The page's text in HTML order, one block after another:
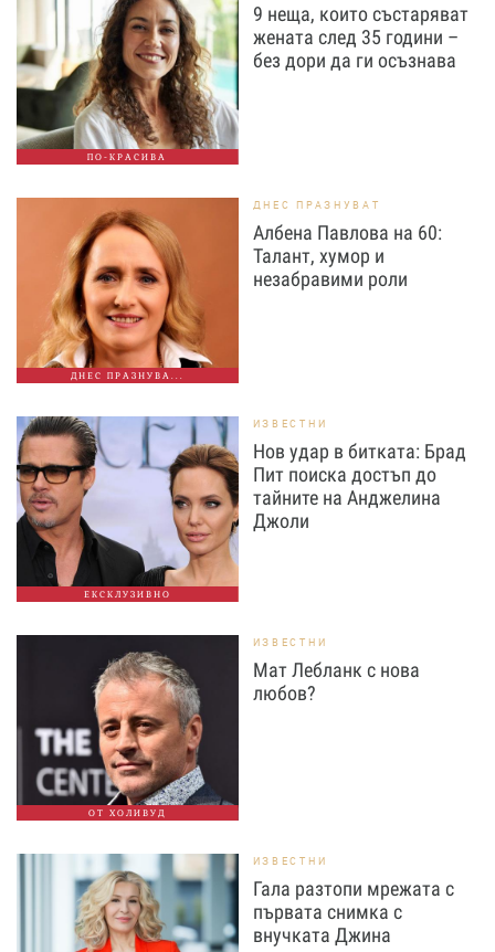
ПО-КРАСИВА
9 неща, които състаряват
жената след 35 години –
без дори да ги осъзнава
ДНЕС ПРАЗНУВА...
ДНЕС ПРАЗНУВАТ
Албена Павлова на 60:
Талант, хумор и
незабравими роли
ЕКСКЛУЗИВНО
ИЗВЕСТНИ
Нов удар в битката: Брад
Пит поиска достъп до
тайните на Анджелина
Джоли
ОТ ХОЛИВУД
ИЗВЕСТНИ
Мат Лебланк с нова
любов?
ИЗВЕСТНИ
Гала разтопи мрежата с
първата снимка с
внучката Джина